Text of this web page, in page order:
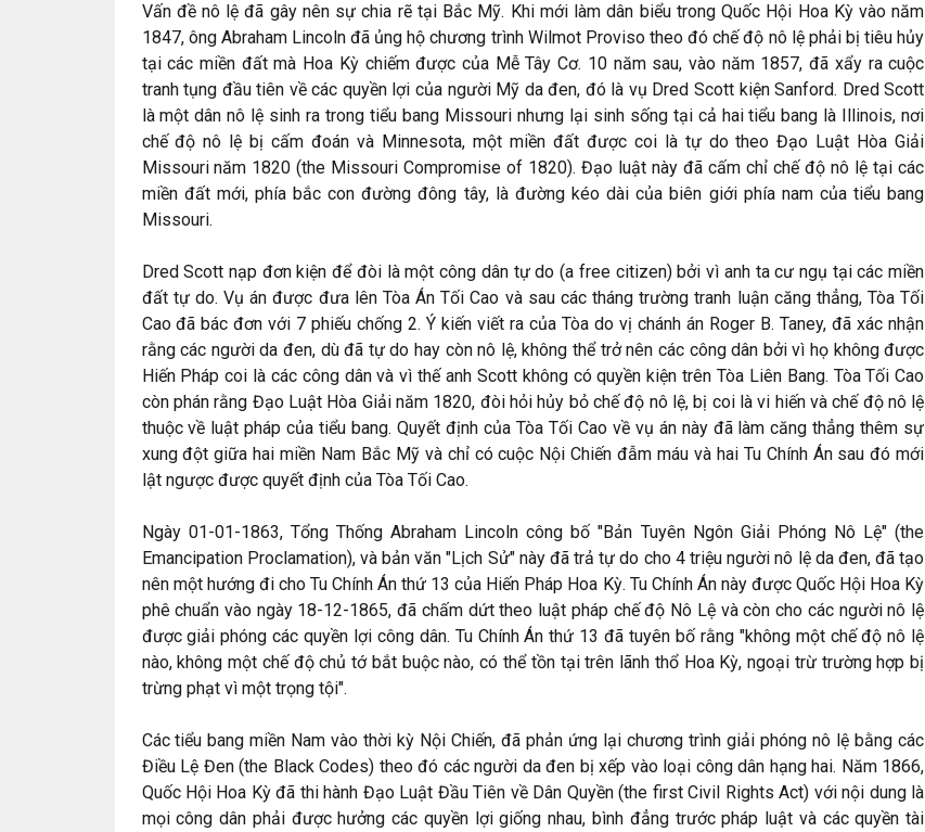
Vấn đề nô lệ đã gây nên sự chia rẽ tại Bắc Mỹ. Khi mới làm dân biểu trong Quốc Hội Hoa Kỳ vào năm
1847, ông Abraham Lincoln đã ủng hộ chương trình Wilmot Proviso theo đó chế độ nô lệ phải bị tiêu hủy
tại các miền đất mà Hoa Kỳ chiếm được của Mễ Tây Cơ. 10 năm sau, vào năm 1857, đã xẩy ra cuộc
tranh tụng đầu tiên về các quyền lợi của người Mỹ da đen, đó là vụ Dred Scott kiện Sanford. Dred Scott
là một dân nô lệ sinh ra trong tiểu bang Missouri nhưng lại sinh sống tại cả hai tiểu bang là Illinois, nơi
chế độ nô lệ bị cấm đoán và Minnesota, một miền đất được coi là tự do theo Đạo Luật Hòa Giải
Missouri năm 1820 (the Missouri Compromise of 1820). Đạo luật này đã cấm chỉ chế độ nô lệ tại các
miền đất mới, phía bắc con đường đông tây, là đường kéo dài của biên giới phía nam của tiểu bang
Missouri.
Dred Scott nạp đơn kiện để đòi là một công dân tự do (a free citizen) bởi vì anh ta cư ngụ tại các miền
đất tự do. Vụ án được đưa lên Tòa Án Tối Cao và sau các tháng trường tranh luận căng thẳng, Tòa Tối
Cao đã bác đơn với 7 phiếu chống 2. Ý kiến viết ra của Tòa do vị chánh án Roger B. Taney, đã xác nhận
rằng các người da đen, dù đã tự do hay còn nô lệ, không thể trở nên các công dân bởi vì họ không được
Hiến Pháp coi là các công dân và vì thế anh Scott không có quyền kiện trên Tòa Liên Bang. Tòa Tối Cao
còn phán rằng Đạo Luật Hòa Giải năm 1820, đòi hỏi hủy bỏ chế độ nô lệ, bị coi là vi hiến và chế độ nô lệ
thuộc về luật pháp của tiểu bang. Quyết định của Tòa Tối Cao về vụ án này đã làm căng thẳng thêm sự
xung đột giữa hai miền Nam Bắc Mỹ và chỉ có cuộc Nội Chiến đẫm máu và hai Tu Chính Án sau đó mới
lật ngược được quyết định của Tòa Tối Cao.
Ngày 01-01-1863, Tổng Thống Abraham Lincoln công bố "Bản Tuyên Ngôn Giải Phóng Nô Lệ" (the
Emancipation Proclamation), và bản văn "Lịch Sử" này đã trả tự do cho 4 triệu người nô lệ da đen, đã tạo
nên một hướng đi cho Tu Chính Án thứ 13 của Hiến Pháp Hoa Kỳ. Tu Chính Án này được Quốc Hội Hoa Kỳ
phê chuẩn vào ngày 18-12-1865, đã chấm dứt theo luật pháp chế độ Nô Lệ và còn cho các người nô lệ
được giải phóng các quyền lợi công dân. Tu Chính Án thứ 13 đã tuyên bố rằng "không một chế độ nô lệ
nào, không một chế độ chủ tớ bắt buộc nào, có thể tồn tại trên lãnh thổ Hoa Kỳ, ngoại trừ trường hợp bị
trừng phạt vì một trọng tội".
Các tiểu bang miền Nam vào thời kỳ Nội Chiến, đã phản ứng lại chương trình giải phóng nô lệ bằng các
Điều Lệ Đen (the Black Codes) theo đó các người da đen bị xếp vào loại công dân hạng hai. Năm 1866,
Quốc Hội Hoa Kỳ đã thi hành Đạo Luật Đầu Tiên về Dân Quyền (the first Civil Rights Act) với nội dung là
mọi công dân phải được hưởng các quyền lợi giống nhau, bình đẳng trước pháp luật và các quyền tài